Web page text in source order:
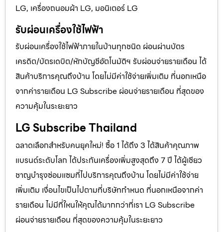
LG, เครื่องถนอมผ้า LG, มอนิเตอร์ LG
รับผ่อนเครื่องใช้ไฟฟ้า
รับผ่อนเครื่องใช้ไฟฟ้าภายในบ้านทุกชนิด ผ่อนผ่านบัตร
เครดิต/บัตรเดบิต/หักบัญชีอัตโนมัติฯ รับผ่อนจ่ายรายเดือน ได้
สินค้าบริการคุณถึงบ้าน โดยไม่มีค่าใช้จ่ายเพิ่มเติม ที่นอกเหนือ
จากค่ารายเดือน LG Subscribe ผ่อนจ่ายรายเดือน ที่สุดของ
ความคุ้มในระยะยาว
LG Subscribe Thailand
ฉลาดเลือกสำหรับคนยุคใหม่! ซื้อ 1 ได้ถึง 3 ได้สินค้าคุณภาพ
แบรนด์ระดับโลก ได้ประกันเครื่องเพิ่มสูงสุดถึง 7 ปี ได้ผู้เชียว
ชาญบำรุงซ่อมแซมที่ไปบริการคุณถึงบ้าน โดยไม่มีค่าใช้จ่าย
เพิ่มเติม เงื่อนไขเป็นไปตามที่บริษัทกำหนด ที่นอกเหนือจากค่า
รายเดือน ไม่มีที่ใหนให้คุณได้มากกว่าที่เรา LG Subscribe
ผ่อนจ่ายรายเดือน ที่สุดของความคุ้มในระยะยาว